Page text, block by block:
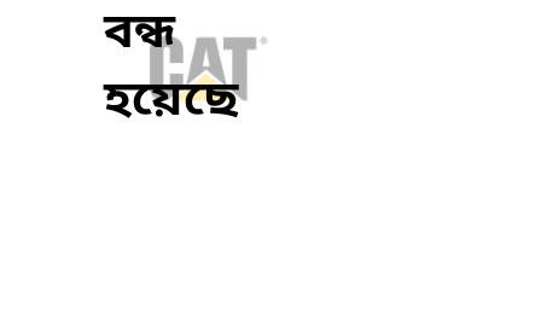
বন্ধ
হয়েছে